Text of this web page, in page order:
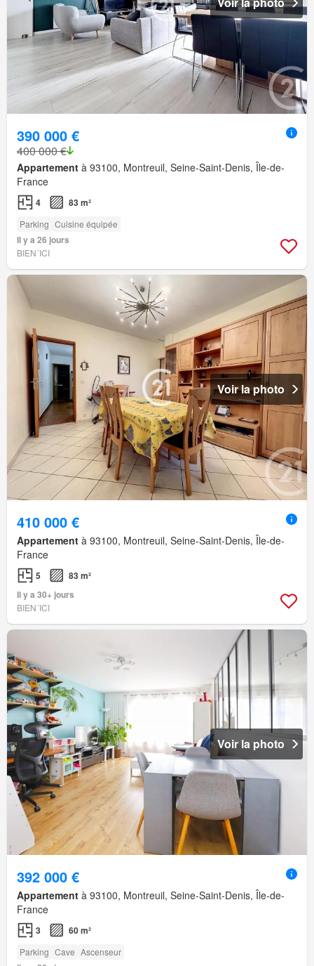
390 000 €
400 000 €
Appartement à 93100, Montreuil, Seine-Saint-Denis, Île-de-
France
4 83 m²
Parking Cuisine équipée
Il y a 26 jours
BIEN´ICI
Voir la photo
410 000 €
Appartement à 93100, Montreuil, Seine-Saint-Denis, Île-de-
France
5
83 m²
Il y a 30+ jours
BIEN´ICI
Voir la photo
392 000 €
Appartement à 93100, Montreuil, Seine-Saint-Denis, Île-de-
France
3 60 m²
Parking Cave Ascenseur